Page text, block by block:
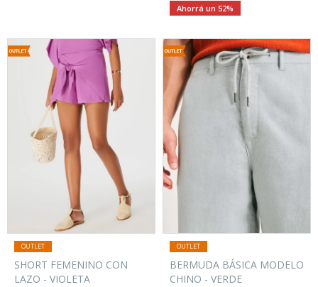
52
SHORT FEMENINO CON
LAZO - VIOLETA
BERMUDA BÁSICA MODELO
CHINO - VERDE